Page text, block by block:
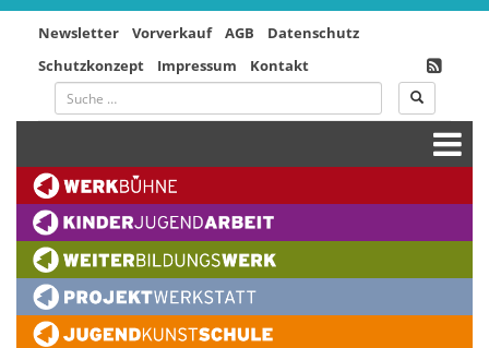
Newsletter Vorverkauf AGB
Datenschutz
Schutzkonzept
Impressum Kontakt